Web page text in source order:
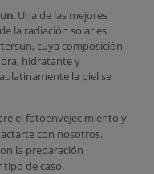
Una de las mejores
la radiación solar es
cuya composición
hidratante y
la piel se
el fotoenvejecimiento y
con nosotros.
la preparación
tipo de caso.